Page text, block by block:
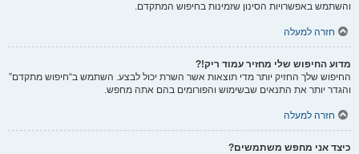
והשתמש באפשרויות הסינון שזמינות בחיפוש המתקדם.
חזרה למעלה
מדוע החיפוש שלי מחזיר עמוד ריק!?
החיפוש שלך החזיק יותר מדי תוצאות אשר השרת יכול לבצע. השתמש ב“חיפוש מתקדם”
והגדר יותר את התנאים שבשימוש והפורומים בהם אתה מחפש.
חזרה למעלה
כיצד אני מחפש משתמשים?